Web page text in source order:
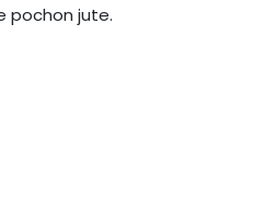
pochon jute.